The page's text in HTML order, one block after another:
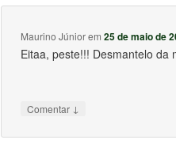
Maurino Júniorem25 de maio de
Eitaa, peste!!! Desmantelo da
Comentar ↓